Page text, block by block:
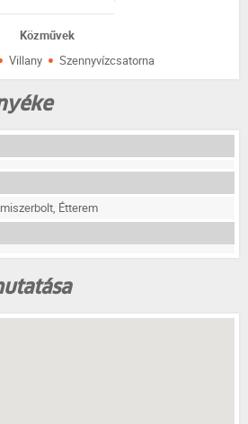
Közművek
Villany · Szennyvízcsatorna
Étterem